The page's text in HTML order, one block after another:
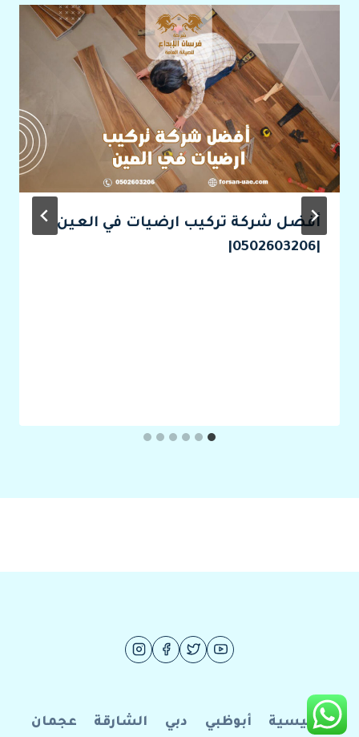
أفضل شركة تركيب ارضيات في العين
الرئيسية أبوظبي دبي الشارقة عجمان